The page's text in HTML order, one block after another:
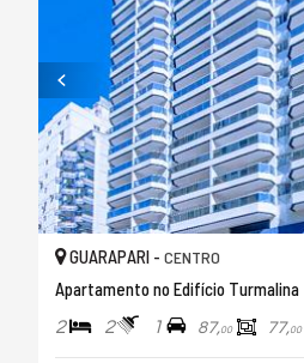
GUARAPARI - CENTRO
Apartamento no Edifício Turmalina
2 2 1 87,00 77,00